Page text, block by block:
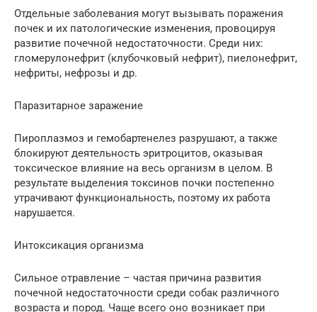
Отдельные заболевания могут вызывать поражения
почек и их патологические изменения, провоцируя
развитие почечной недостаточности. Среди них:
гломерулонефрит (клубочковый нефрит), пиелонефрит,
нефриты, нефрозы и др.
Паразитарное заражение
Пироплазмоз и гемобартенелез разрушают, а также
блокируют деятельность эритроцитов, оказывая
токсическое влияние на весь организм в целом. В
результате выделения токсинов почки постепенно
утрачивают функциональность, поэтому их работа
нарушается.
Интоксикация организма
Сильное отравление – частая причина развития
почечной недостаточности среди собак различного
возраста и пород. Чаще всего оно возникает при